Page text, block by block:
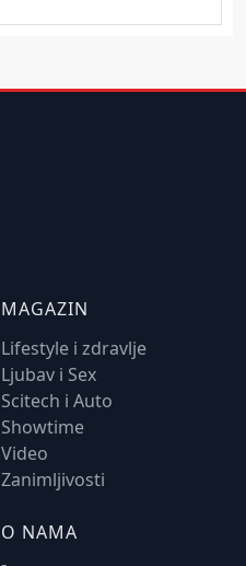
MAGAZIN
Lifestyle i zdravlje
Ljubav i Sex
Scitech i Auto
Showtime
Video
Zanimljivosti
O NAMA